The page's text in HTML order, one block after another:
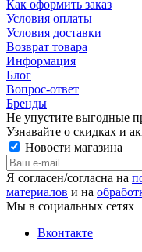
Как оформить заказ
Условия оплаты
Условия доставки
Возврат товара
Информация
Блог
Вопрос-ответ
Бренды
Не упустите выгодные
Узнавайте о скидках и
Новости магазина
Я согласен/согласна на
материалов и на
Мы в социальных сетях
Вконтакте